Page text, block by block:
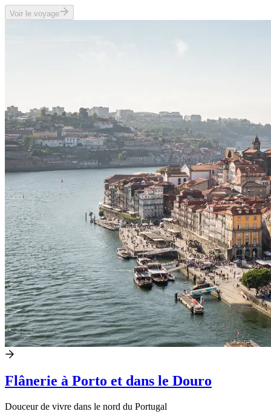
Voir le voyage
Flânerie à Porto et dans le Douro
Douceur de vivre dans le nord du Portugal